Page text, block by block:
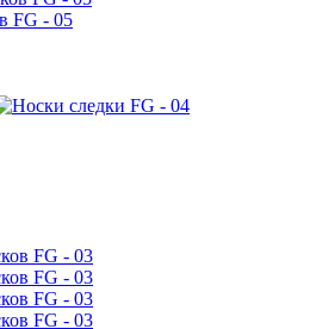
FG - 05